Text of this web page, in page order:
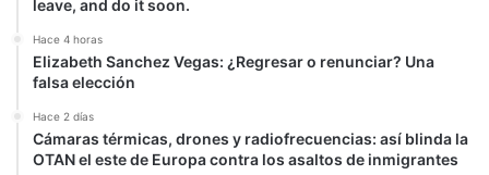
leave, and do it soon.
Hace 4 horas
Elizabeth Sanchez Vegas: ¿Regresar o renunciar? Una
falsa elección
Hace 2 días
Cámaras térmicas, drones y radiofrecuencias: así blinda la
OTAN el este de Europa contra los asaltos de inmigrantes